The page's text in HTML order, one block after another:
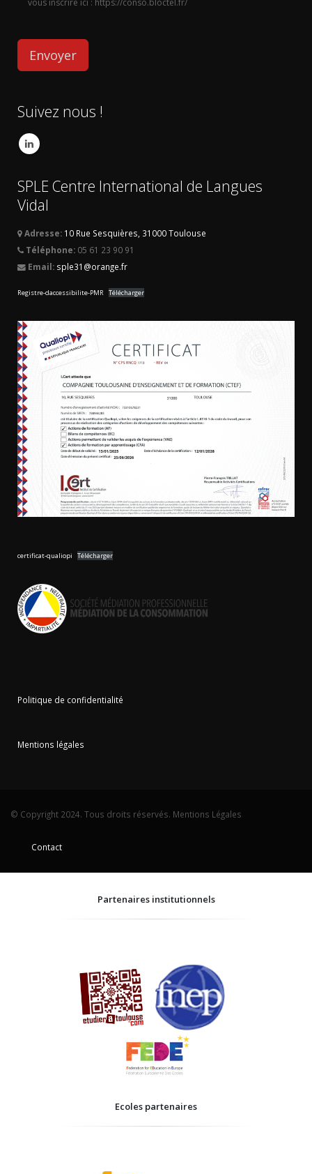
vous inscrire ici : https://conso.bloctel.fr/
Suivez nous !
SPLE Centre International de Langues
Vidal
Adresse: 10 Rue Sesquières, 31000 Toulouse
Téléphone: 05 61 23 90 91
Email: sple31@orange.fr
Registre-daccessibilite-PMR Télécharger
certificat-qualiopi Télécharger
Politique de confidentialité
Mentions légales
© Copyright 2024. Tous droits réservés. Mentions Légales
Contact
Partenaires institutionnels
Ecoles partenaires